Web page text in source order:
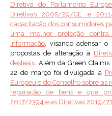
Diretiva do Parlamento
Diretivas 2005/29/CE e
capacitação dos consumidores
uma melhor proteção
informação, visando adensar
propostas de alteração à
desleais. Além da Green
22 de março foi divulgada a
Europeu e do Conselho sobre
reparação de bens e que
2017/2394 e as Diretivas 2019/